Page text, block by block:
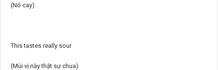
(Nó cay).
This tastes really sour
(Mùi vị này thật sự chua).